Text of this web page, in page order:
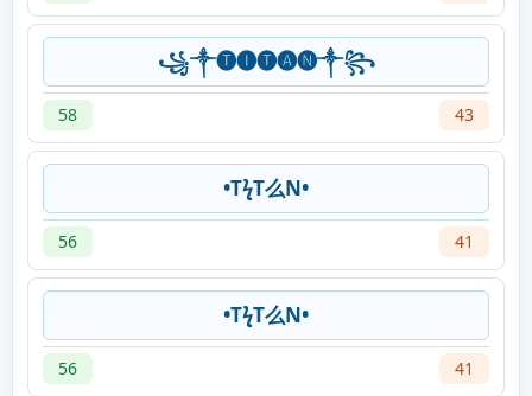
꧁༒🅣🅘🅣🅐🅝༒꧂
58 43
•TϟT么N•
56 41
•TϟT么N•
56 41